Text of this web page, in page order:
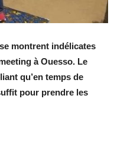
montrent indélicates
à Ouesso. Le
qu’en temps de
pour prendre les